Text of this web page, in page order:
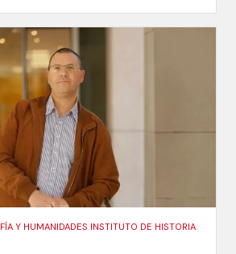
Y HUMANIDADES INSTITUTO DE HISTORIA